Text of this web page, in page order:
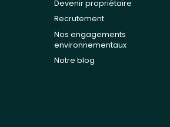
Devenir propriétaire
Recrutement
Nos engagements
environnementaux
Notre blog